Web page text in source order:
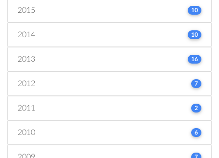
2015 10
2014 10
2013 16
2012 7
2011 2
2010 6